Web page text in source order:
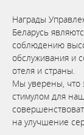
Награды
Беларусь
соблюдению
обслуживания и
отеля и страны.
Мы уверены, что
стимулом для
на улучшение